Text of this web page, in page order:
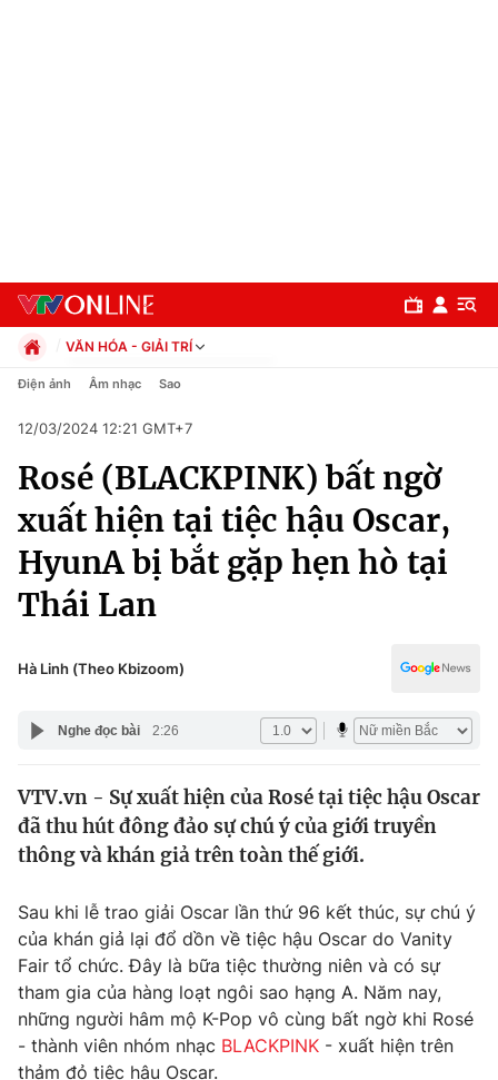
Chuyên mục
Chính trị
Xã hội
Tin tức
Thế giới đó đây
Câu chuyện quốc tế
Kinh tế
Tài chính
Thị trường
Góc doanh nghiệp
Truyền hình
Phim VTV
Hậu trường
Giải trí
Điện ảnh
VĂN HÓA - GIẢI TRÍ
Chính trị
Pháp luật
Kinh tế
Thể thao
Truyền hình
Văn hóa - Giải trí
Đời sống
Giáo dục
Điện ảnh Âm nhạc Sao
12/03/2024 12:21 GMT+7
Rosé (BLACKPINK) bất ngờ
xuất hiện tại tiệc hậu Oscar,
HyunA bị bắt gặp hẹn hò tại
Thái Lan
Hà Linh (Theo Kbizoom)
Nghe đọc bài 2:26
VTV.vn - Sự xuất hiện của Rosé tại tiệc hậu Oscar
đã thu hút đông đảo sự chú ý của giới truyền
thông và khán giả trên toàn thế giới.
Sau khi lễ trao giải Oscar lần thứ 96 kết thúc, sự chú ý
của khán giả lại đổ dồn về tiệc hậu Oscar do Vanity
Fair tổ chức. Đây là bữa tiệc thường niên và có sự
tham gia của hàng loạt ngôi sao hạng A. Năm nay,
những người hâm mộ K-Pop vô cùng bất ngờ khi Rosé
- thành viên nhóm nhạc BLACKPINK - xuất hiện trên
thảm đỏ tiệc hậu Oscar.